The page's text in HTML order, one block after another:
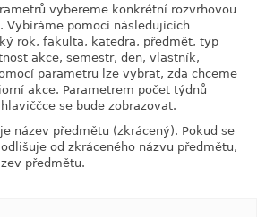
vybereme konkrétní rozvrhovou
Vybíráme pomocí následujících
rok, fakulta, katedra, předmět, typ
akce, semestr, den, vlastník,
parametru lze vybrat, zda chceme
akce. Parametrem počet týdnů
se bude zobrazovat.
název předmětu (zkrácený). Pokud se
od zkráceného názvu předmětu,
předmětu.